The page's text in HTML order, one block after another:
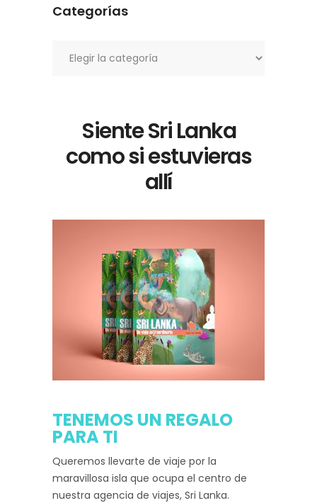
Categorías
Siente Sri Lanka
como si estuvieras
allí
TENEMOS UN REGALO
PARA TI
Queremos llevarte de viaje por la
maravillosa isla que ocupa el centro de
nuestra agencia de viajes, Sri Lanka.